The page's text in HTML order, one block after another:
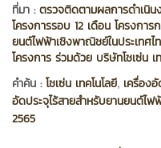
ที่มา :ตรวจติดตามผลการดำเนิน
โครงการรอบ 12 เดือน โครงกา
ยนต์ไฟฟ้าเชิงพาณิชย์ในประเทศ
โครงการ ร่วมด้วย บริษัทโชเซ่น เ
คำค้น :โชเซ่น เทคโนโลยี, เครื่อง
อัดประจุไร้สายสำหรับยานยนต์ไฟ
2565